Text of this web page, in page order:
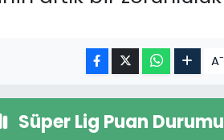
A-
Süper Lig Puan Durumu